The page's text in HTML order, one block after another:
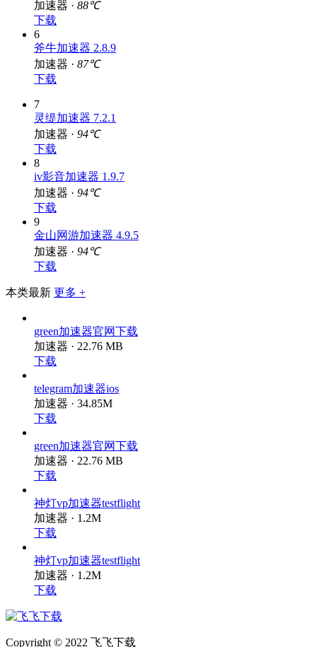
加速器 · 88℃
下载
6
斧牛加速器 2.8.9
加速器 · 87℃
下载
7
灵缇加速器 7.2.1
加速器 · 94℃
下载
8
iv影音加速器 1.9.7
加速器 · 94℃
下载
9
金山网游加速器 4.9.5
加速器 · 94℃
下载
本类最新 更多 +
green加速器官网下载
加速器 · 22.76 MB
下载
telegram加速器ios
加速器 · 34.85M
下载
green加速器官网下载
加速器 · 22.76 MB
下载
神灯vp加速器testflight
加速器 · 1.2M
下载
神灯vp加速器testflight
加速器 · 1.2M
下载
Copyright © 2022 飞飞下载